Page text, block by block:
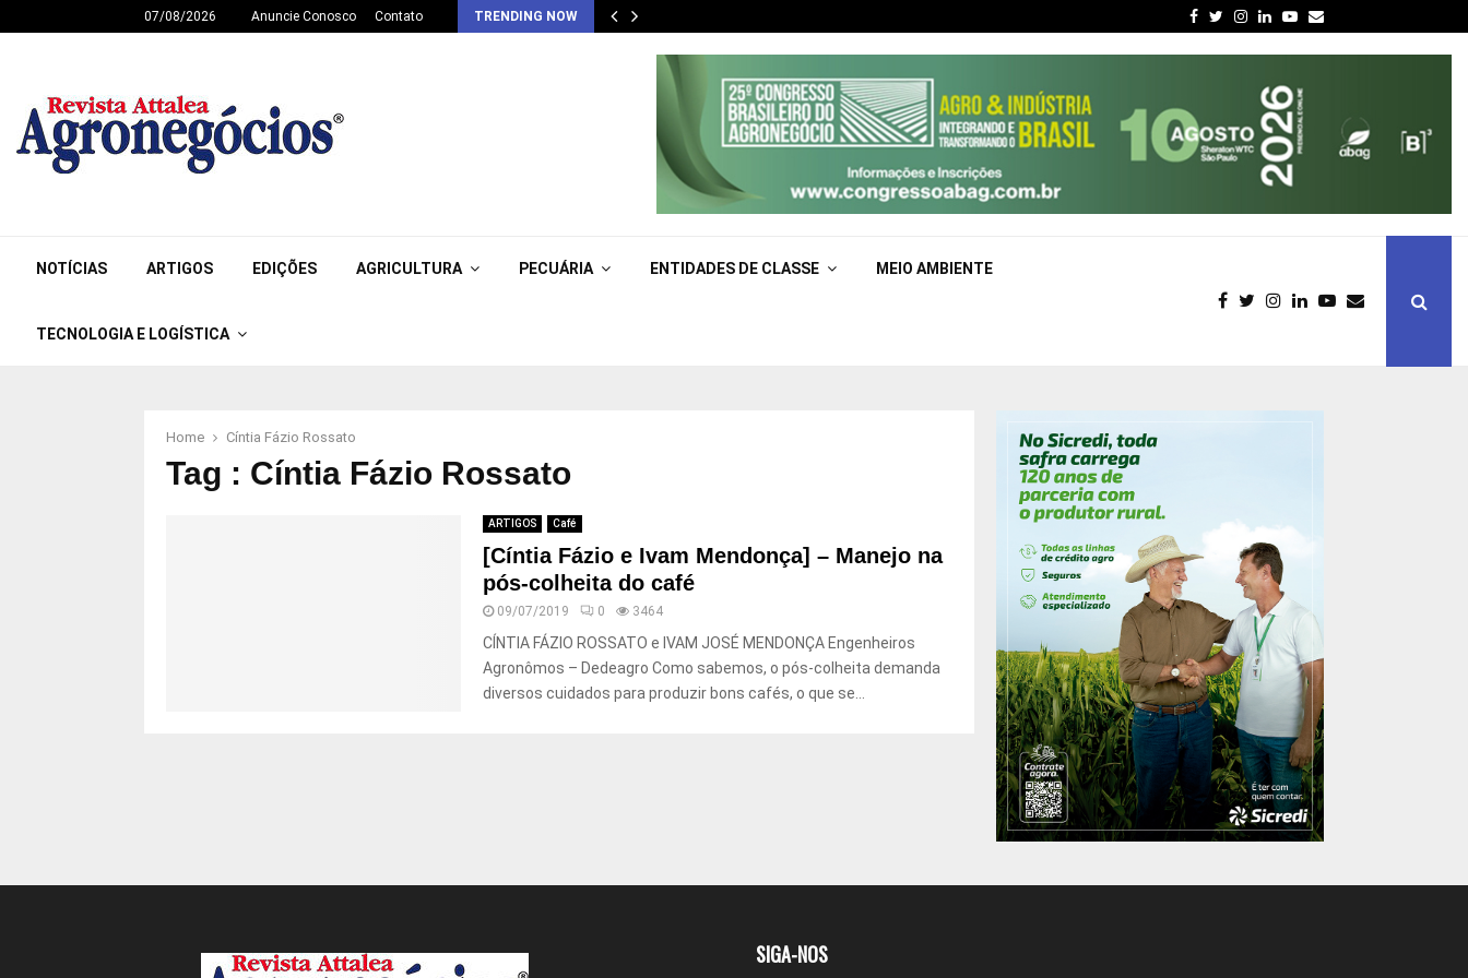
07/08/2026 Anuncie Conosco Contato TRENDING NOW Facebook
Twitter
Instagram
LinkedinYoutube
Email
NOTÍCIAS ARTIGOS EDIÇÕES AGRICULTURA PECUÁRIA ENTIDADES DE CLASSE MEIO AMBIENTE
TECNOLOGIA E LOGÍSTICA
Home Cíntia Fázio Rossato
Tag : Cíntia Fázio Rossato
ARTIGOS Café
[Cíntia Fázio e Ivam Mendonça] – Manejo na
pós-colheita do café
09/07/2019 0 3464
CÍNTIA FÁZIO ROSSATO e IVAM JOSÉ MENDONÇA Engenheiros
Agronômos – Dedeagro Como sabemos, o pós-colheita demanda
diversos cuidados para produzir bons cafés, o que se...
SIGA-NOS